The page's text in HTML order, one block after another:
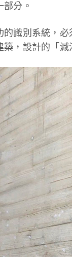
分。
的識別系統，
築，設計的「